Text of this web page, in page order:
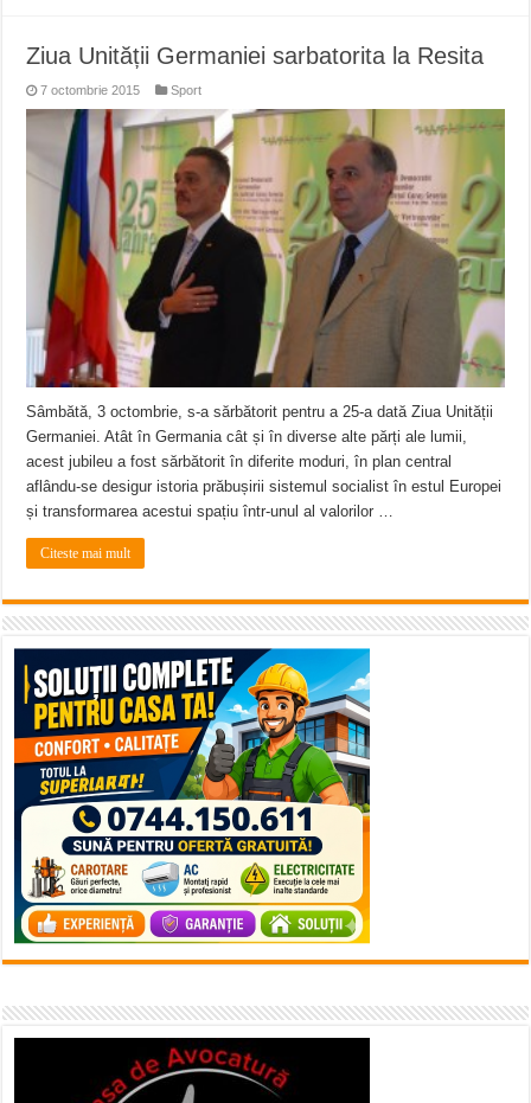
Ziua Unității Germaniei sarbatorita la Resita
7 octombrie 2015 Sport
Sâmbătă, 3 octombrie, s-a sărbătorit pentru a 25-a dată Ziua Unității
Germaniei. Atât în Germania cât și în diverse alte părți ale lumii,
acest jubileu a fost sărbătorit în diferite moduri, în plan central
aflându-se desigur istoria prăbușirii sistemul socialist în estul Europei
și transformarea acestui spațiu într-unul al valorilor …
Citeste mai mult